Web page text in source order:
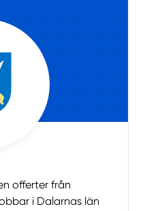
offerter från
i Dalarnas län